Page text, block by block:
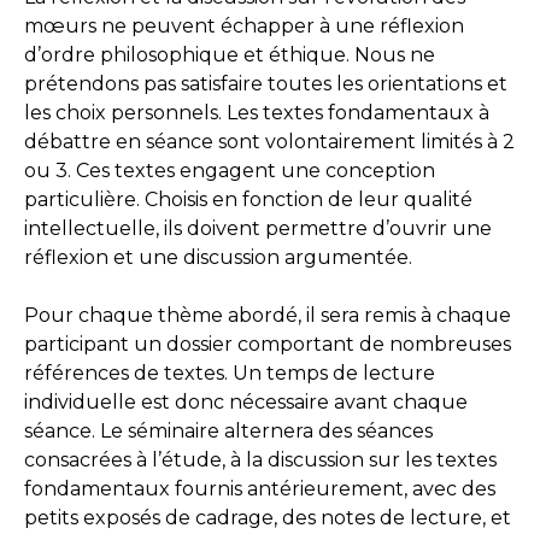
mœurs ne peuvent échapper à une réflexion
d’ordre philosophique et éthique. Nous ne
prétendons pas satisfaire toutes les orientations et
les choix personnels. Les textes fondamentaux à
débattre en séance sont volontairement limités à 2
ou 3. Ces textes engagent une conception
particulière. Choisis en fonction de leur qualité
intellectuelle, ils doivent permettre d’ouvrir une
réflexion et une discussion argumentée.
Pour chaque thème abordé, il sera remis à chaque
participant un dossier comportant de nombreuses
références de textes. Un temps de lecture
individuelle est donc nécessaire avant chaque
séance. Le séminaire alternera des séances
consacrées à l’étude, à la discussion sur les textes
fondamentaux fournis antérieurement, avec des
petits exposés de cadrage, des notes de lecture, et